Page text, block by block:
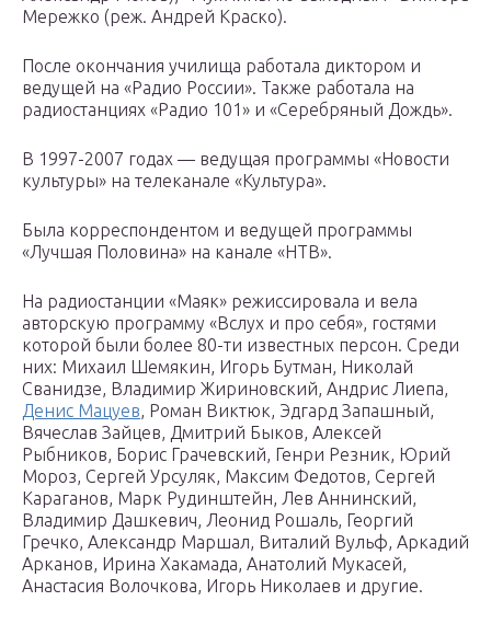
Мережко (реж. Андрей Краско).
После окончания училища работала диктором и
ведущей на «Радио России». Также работала на
радиостанциях «Радио 101» и «Серебряный Дождь».
В 1997-2007 годах — ведущая программы «Новости
культуры» на телеканале «Культура».
Была корреспондентом и ведущей программы
«Лучшая Половина» на канале «НТВ».
На радиостанции «Маяк» режиссировала и вела
авторскую программу «Вслух и про себя», гостями
которой были более 80-ти известных персон. Среди
них: Михаил Шемякин, Игорь Бутман, Николай
Сванидзе, Владимир Жириновский, Андрис Лиепа,
Денис Мацуев, Роман Виктюк, Эдгард Запашный,
Вячеслав Зайцев, Дмитрий Быков, Алексей
Рыбников, Борис Грачевский, Генри Резник, Юрий
Мороз, Сергей Урсуляк, Максим Федотов, Сергей
Караганов, Марк Рудинштейн, Лев Аннинский,
Владимир Дашкевич, Леонид Рошаль, Георгий
Гречко, Александр Маршал, Виталий Вульф, Аркадий
Арканов, Ирина Хакамада, Анатолий Мукасей,
Анастасия Волочкова, Игорь Николаев и другие.